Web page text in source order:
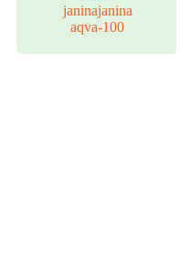
janinajanina
aqva-100